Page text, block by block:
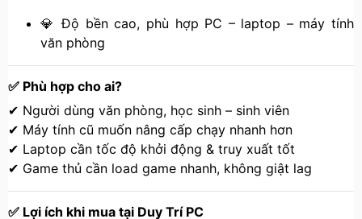
💎 Độ bền cao, phù hợp PC – laptop – máy tính
văn phòng
✅ Phù hợp cho ai?
✔ Người dùng văn phòng, học sinh – sinh viên
✔ Máy tính cũ muốn nâng cấp chạy nhanh hơn
✔ Laptop cần tốc độ khởi động & truy xuất tốt
✔ Game thủ cần load game nhanh, không giật lag
✅ Lợi ích khi mua tại Duy Trí PC